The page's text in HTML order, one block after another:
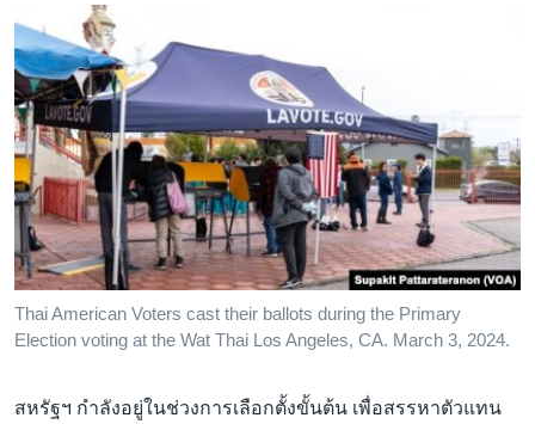
Thai American Voters cast their ballots during the Primary
Election voting at the Wat Thai Los Angeles, CA. March 3, 2024.
สหรัฐฯ กำลังอยู่ในช่วงการเลือกตั้งขั้นต้น เพื่อสรรหาตัวแทน